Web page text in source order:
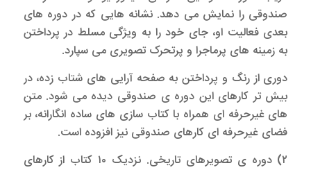
صندوقی را نمایش می دهد. نشانه هایی که در دوره های
بعدی فعالیت او، جای خود را به ویژگی مسلط در پرداختن
به زمینه های پرماجرا و پرتحرک تصویری می سپارد.
دوری از رنگ و پرداختن به صفحه آرایی های شتاب زده، در
بیش تر کارهای این دوره ی صندوقی دیده می شود. متن
های غیرحرفه ای همراه با کتاب سازی های ساده انگارانه، بر
فضای غیرحرفه ای کارهای صندوقی نیز افزوده است.
۲) دوره ی تصویرهای تاریخی. نزدیک ۱۰ کتاب از کارهای